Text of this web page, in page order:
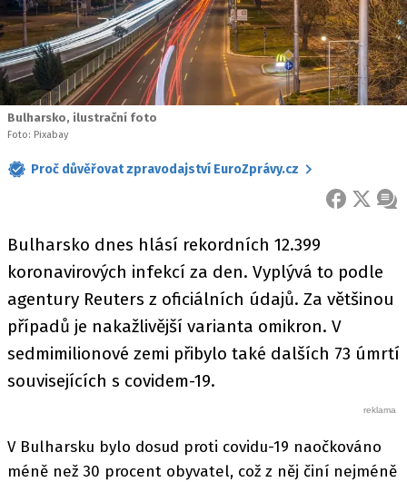
Bulharsko, ilustrační foto
Foto: Pixabay
Proč důvěřovat zpravodajství EuroZprávy.cz
FACEBOOK
X
Bulharsko dnes hlásí rekordních 12.399
koronavirových infekcí za den. Vyplývá to podle
agentury Reuters z oficiálních údajů. Za většinou
případů je nakažlivější varianta omikron. V
sedmimilionové zemi přibylo také dalších 73 úmrtí
souvisejících s covidem-19.
V Bulharsku bylo dosud proti covidu-19 naočkováno
méně než 30 procent obyvatel, což z něj činí nejméně